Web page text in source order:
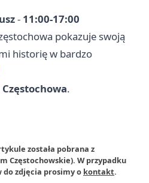
- 11:00-17:00
pokazuje swoją
historię w bardzo
.
została pobrana z
Częstochowskie). W przypadku
do zdjęcia prosimy o kontakt.